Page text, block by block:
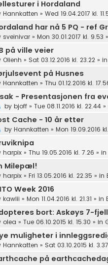
i Hordaland
Hannkatten » Wed 19.04.2017 kl.
har nå 5 PQ - ref
sveinivar » Mon 30.01.2017 kl. 9.53
på ville veier
Olienh » Sat 03.12.2016 kl. 23.22 » in
på Husnes
Hannkatten » Thu 01.12.2016 kl.
- Presentasjonen fra
by bjoff » Tue 08.11.2016 kl. 22.44 »
Cache - 10 år etter
by Hannkatten » Mon 19.09.2016
harpix » Thu 19.05.2016 kl. 7.26 » in
Milepæl!
harpix » Fri 13.05.2016 kl. 22.35 » in
Week 2016
kawlii » Mon 11.04.2016 kl. 21.31 » in
bort: Askøys 7-
olea » Tue 06.10.2015 kl. 15.30 » in
muligheter i
Hannkatten » Sat 03.10.2015 kl. 3.37
på